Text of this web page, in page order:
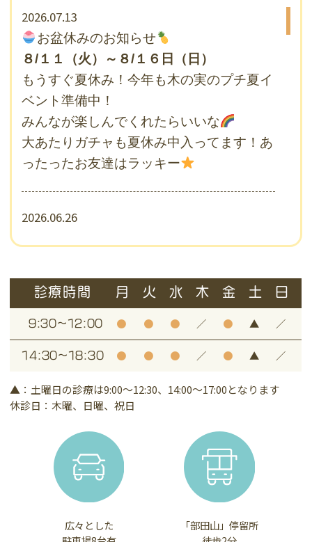
2026.07.13
お盆休みのお知らせ
８/１１（火）～８/１６日（日）
もうすぐ夏休み！今年も木の実のプチ夏イ
ベント準備中！
みんなが楽しんでくれたらいいな
大あたりガチャも夏休み中入ってます！あ
ったったお友達はラッキー
2026.06.26
ガチャにいれたよ（笑）
だれにでるかな。。お楽しみに(⋈◍＞◡＜
◍)。✧♡
歯みがき粉の販売制限なくなりました
ライオン製品の入荷が困難となりしばらく
購入制限をさせていただいきご不便をおか
けしておりましたが、
入荷ができるようになりましたので、通常
通りの販売とさせていただきます。（種類
診療時間 月 火 水 木 金 土 日
9:30～12:00 ● ● ● ／ ● ▲ ／
14:30～18:30 ● ● ● ／ ● ▲ ／
▲：土曜日の診療は9:00～12:30、14:00～17:00となります
休診日：木曜、日曜、祝日
広々とした
「部田山」停留所